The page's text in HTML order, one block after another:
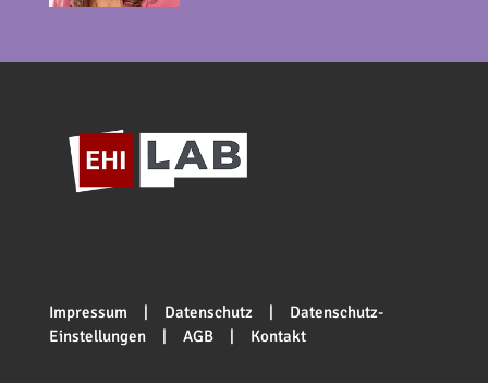
Impressum | Datenschutz | Datenschutz-
Einstellungen| AGB| Kontakt